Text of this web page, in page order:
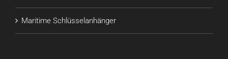
Maritime Schlüsselanhänger